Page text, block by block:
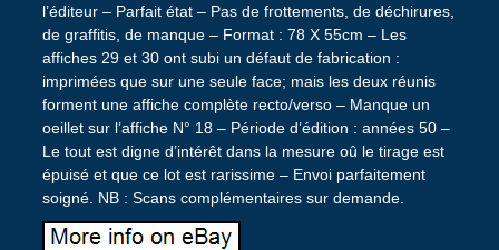
l’éditeur – Parfait état – Pas de frottements, de déchirures,
de graffitis, de manque – Format : 78 X 55cm – Les
affiches 29 et 30 ont subi un défaut de fabrication :
imprimées que sur une seule face; mais les deux réunis
forment une affiche complète recto/verso – Manque un
oeillet sur l’affiche N° 18 – Période d’édition : années 50 –
Le tout est digne d’intérêt dans la mesure oû le tirage est
épuisé et que ce lot est rarissime – Envoi parfaitement
soigné. NB : Scans complémentaires sur demande.